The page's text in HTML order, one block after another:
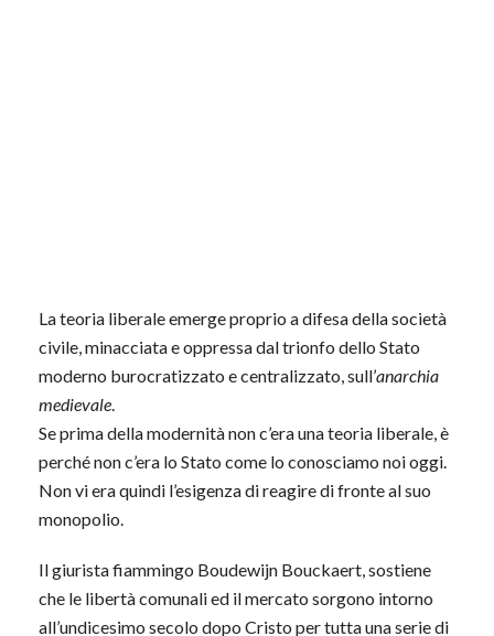
La teoria liberale emerge proprio a difesa della società
civile, minacciata e oppressa dal trionfo dello Stato
moderno burocratizzato e centralizzato, sull’anarchia
medievale.
Se prima della modernità non c’era una teoria liberale, è
perché non c’era lo Stato come lo conosciamo noi oggi.
Non vi era quindi l’esigenza di reagire di fronte al suo
monopolio.
Il giurista fiammingo Boudewijn Bouckaert, sostiene
che le libertà comunali ed il mercato sorgono intorno
all’undicesimo secolo dopo Cristo per tutta una serie di